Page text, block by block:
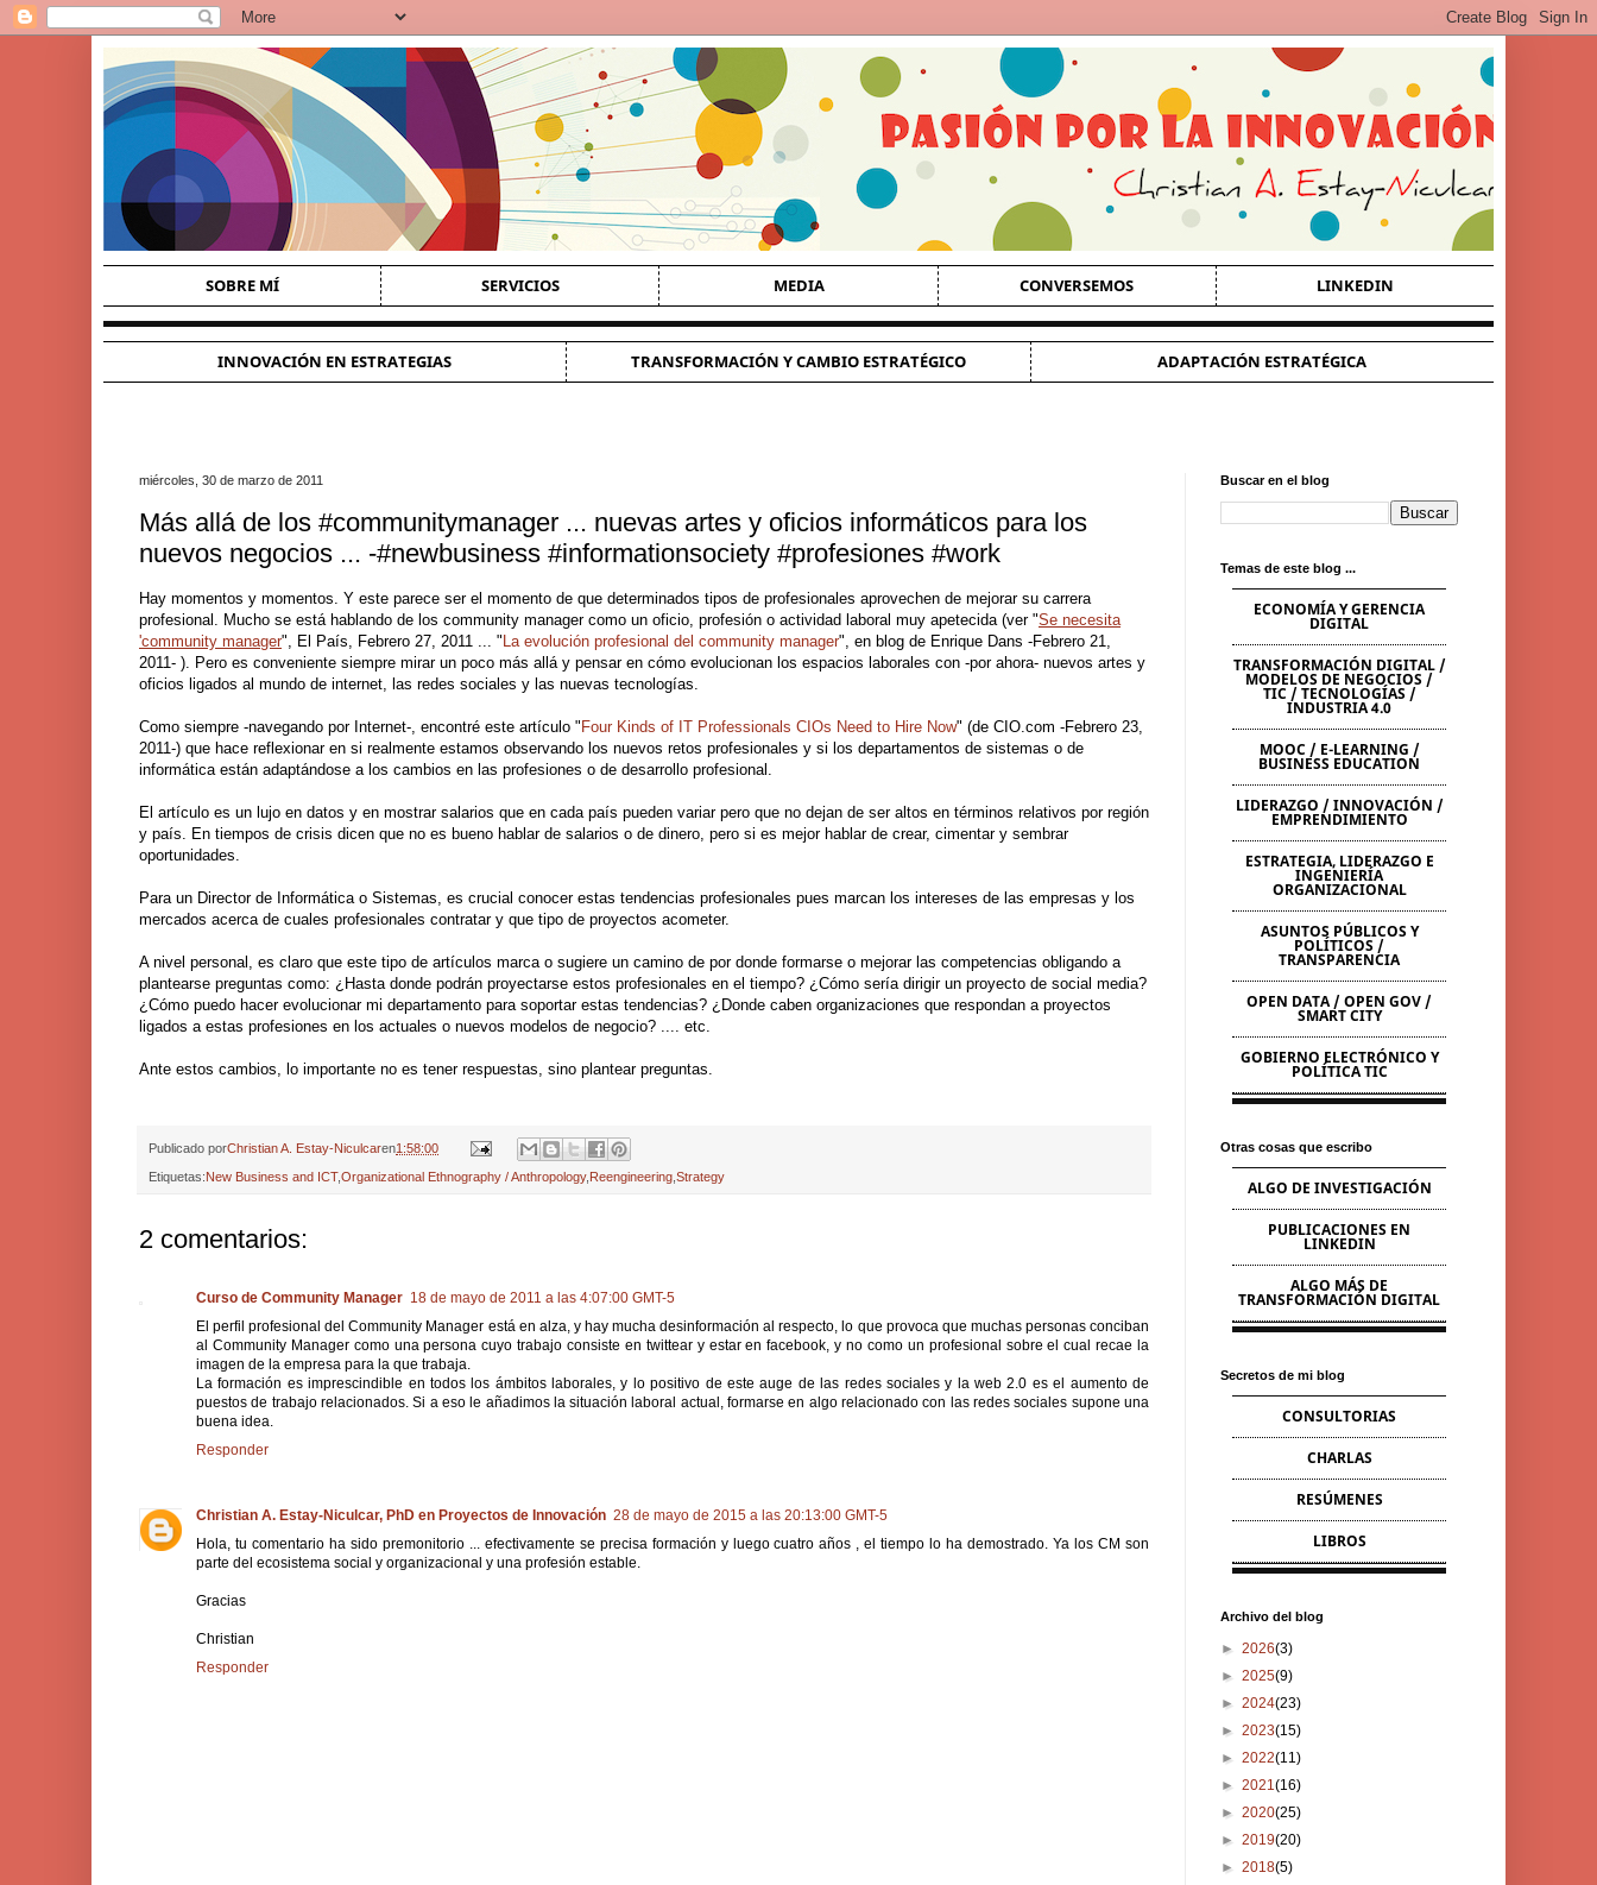
SOBRE MÍ SERVICIOS MEDIA CONVERSEMOS LINKEDIN
INNOVACIÓN EN ESTRATEGIAS TRANSFORMACIÓN Y CAMBIO ESTRATÉGICO ADAPTACIÓN ESTRATÉGICA
miércoles, 30 de marzo de 2011
Más allá de los #communitymanager ... nuevas artes y oficios informáticos para los
nuevos negocios ... -#newbusiness #informationsociety #profesiones #work
Hay momentos y momentos. Y este parece ser el momento de que determinados tipos de profesionales aprovechen de mejorar su carrera
profesional. Mucho se está hablando de los community manager como un oficio, profesión o actividad laboral muy apetecida (ver "Se necesita
'community manager", El País, Febrero 27, 2011 ... "La evolución profesional del community manager", en blog de Enrique Dans -Febrero 21,
2011- ). Pero es conveniente siempre mirar un poco más allá y pensar en cómo evolucionan los espacios laborales con -por ahora- nuevos artes y
oficios ligados al mundo de internet, las redes sociales y las nuevas tecnologías.
Como siempre -navegando por Internet-, encontré este artículo "Four Kinds of IT Professionals CIOs Need to Hire Now" (de CIO.com -Febrero 23,
2011-) que hace reflexionar en si realmente estamos observando los nuevos retos profesionales y si los departamentos de sistemas o de
informática están adaptándose a los cambios en las profesiones o de desarrollo profesional.
El artículo es un lujo en datos y en mostrar salarios que en cada país pueden variar pero que no dejan de ser altos en términos relativos por región
y país. En tiempos de crisis dicen que no es bueno hablar de salarios o de dinero, pero si es mejor hablar de crear, cimentar y sembrar
oportunidades.
Para un Director de Informática o Sistemas, es crucial conocer estas tendencias profesionales pues marcan los intereses de las empresas y los
mercados acerca de cuales profesionales contratar y que tipo de proyectos acometer.
A nivel personal, es claro que este tipo de artículos marca o sugiere un camino de por donde formarse o mejorar las competencias obligando a
plantearse preguntas como: ¿Hasta donde podrán proyectarse estos profesionales en el tiempo? ¿Cómo sería dirigir un proyecto de social media?
¿Cómo puedo hacer evolucionar mi departamento para soportar estas tendencias? ¿Donde caben organizaciones que respondan a proyectos
ligados a estas profesiones en los actuales o nuevos modelos de negocio? .... etc.
Ante estos cambios, lo importante no es tener respuestas, sino plantear preguntas.
Publicado porChristian A. Estay-Niculcaren1:58:00
Etiquetas:New Business and ICT,Organizational Ethnography / Anthropology, Reengineering Strategy
2 comentarios:
Curso de Community Manager 18 de mayo de 2011 a las 4:07:00 GMT-5
El perfil profesional del Community Manager está en alza, y hay mucha desinformación al respecto, lo que provoca que muchas personas conciban
al Community Manager como una persona cuyo trabajo consiste en twittear y estar en facebook, y no como un profesional sobre el cual recae la
imagen de la empresa para la que trabaja.
La formación es imprescindible en todos los ámbitos laborales, y lo positivo de este auge de las redes sociales y la web 2.0 es el aumento de
puestos de trabajo relacionados. Si a eso le añadimos la situación laboral actual, formarse en algo relacionado con las redes sociales supone una
buena idea.
Responder
Christian A. Estay-Niculcar, PhD en Proyectos de Innovación 28 de mayo de 2015 a las 20:13:00 GMT-5
Hola, tu comentario ha sido premonitorio ... efectivamente se precisa formación y luego cuatro años , el tiempo lo ha demostrado. Ya los CM son
parte del ecosistema social y organizacional y una profesión estable.
Gracias
Christian
Responder
Buscar en el blog
Temas de este blog ...
ECONOMÍA Y GERENCIA
DIGITAL
TRANSFORMACIÓN DIGITAL /
MODELOS DE NEGOCIOS /
TIC / TECNOLOGÍAS /
INDUSTRIA 4.0
MOOC / E-LEARNING /
BUSINESS EDUCATION
LIDERAZGO / INNOVACIÓN /
EMPRENDIMIENTO
ESTRATEGIA, LIDERAZGO E
INGENIERÍA
ORGANIZACIONAL
ASUNTOS PÚBLICOS Y
POLÍTICOS /
TRANSPARENCIA
OPEN DATA / OPEN GOV /
SMART CITY
GOBIERNO ELECTRÓNICO Y
POLÍTICA TIC
Otras cosas que escribo
ALGO DE INVESTIGACIÓN
PUBLICACIONES EN
LINKEDIN
ALGO MÁS DE
TRANSFORMACIÓN DIGITAL
Secretos de mi blog
CONSULTORIAS
CHARLAS
RESÚMENES
LIBROS
Archivo del blog
► 2026(3)
► 2025(9)
► 2024(23)
► 2023(15)
► 2022(11)
► 2021(16)
► 2020(25)
► 2019(20)
► 2018(5)